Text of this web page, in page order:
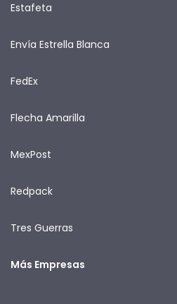
Estafeta
Envía Estrella Blanca
FedEx
Flecha Amarilla
MexPost
Redpack
Tres Guerras
Más Empresas